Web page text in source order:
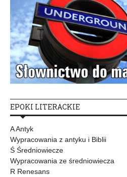
EPOKI LITERACKIE
A Antyk
Wypracowania z antyku i Biblii
Ś Średniowiecze
Wypracowania ze średniowiecza
R Renesans